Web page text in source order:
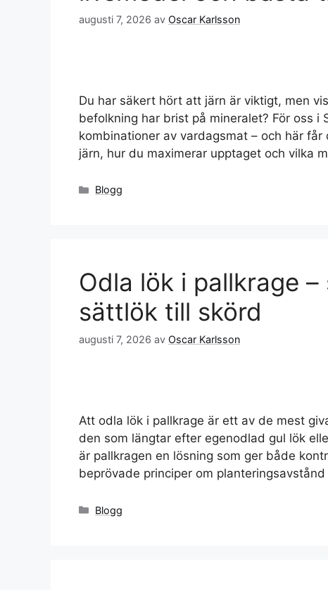
augusti 7, 2026 av Oscar Karlsson
Du har säkert hört att järn är viktigt, men
befolkning har brist på mineralet? För oss
kombinationer av vardagsmat – och här
järn, hur du maximerar upptaget och vilka
Kategorier
Blogg
Odla lök i pallkrage
sättlök till skörd
augusti 7, 2026 av Oscar Karlsson
Att odla lök i pallkrage är ett av de mest
den som längtar efter egenodlad gul lök
är pallkragen en lösning som ger både
beprövade principer om
Kategorier
Blogg